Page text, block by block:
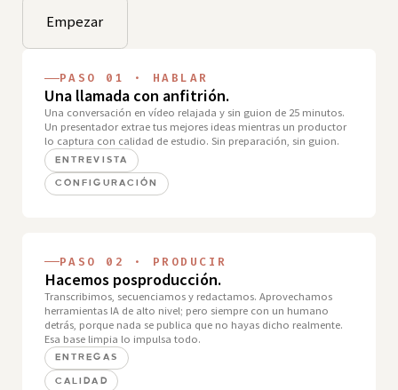
Empezar
PASO 01 · HABLAR
Una llamada con anfitrión.
Una conversación en vídeo relajada y sin guion de 25 minutos.
Un presentador extrae tus mejores ideas mientras un productor
lo captura con calidad de estudio. Sin preparación, sin guion.
ENTREVISTA
CONFIGURACIÓN
PASO 02 · PRODUCIR
Hacemos posproducción.
Transcribimos, secuenciamos y redactamos. Aprovechamos
herramientas IA de alto nivel; pero siempre con un humano
detrás, porque nada se publica que no hayas dicho realmente.
Esa base limpia lo impulsa todo.
ENTREGAS
CALIDAD